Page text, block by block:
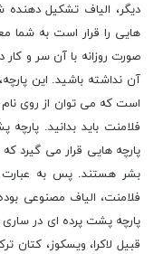
دیگر، الیاف تشکیل دهنده
هایی را قرار است به شما
صورت روزانه با آن سر و کار
آن نداشته باشید. این
است که می توان از روی
فلامنت باید بدانید.
پارچه هایی قرار می گیرد
بشر هستند. پس به عبارت
فلامنت، الیاف مصنوعی
پارچه پشت پرده ای در ساری
قبیل لاکرا، ویسکوز، کتان